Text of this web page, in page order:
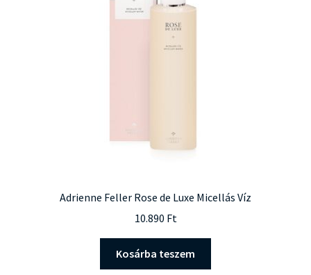
Adrienne Feller Rose de Luxe Micellás Víz
10.890 Ft
Kosárba teszem